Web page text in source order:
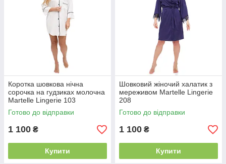
Коротка шовкова нічна
сорочка на гудзиках молочна
Martelle Lingerie 103
Готово до відправки
1 100 ₴
Купити
Шовковий жіночий халатик з
мереживом Martelle Lingerie
208
Готово до відправки
1 100 ₴
Купити